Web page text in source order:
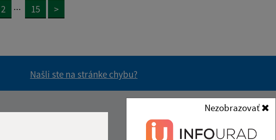
Nezobrazovať
2 ... 15 >
Našli ste na stránke chybu?
Kontakt: